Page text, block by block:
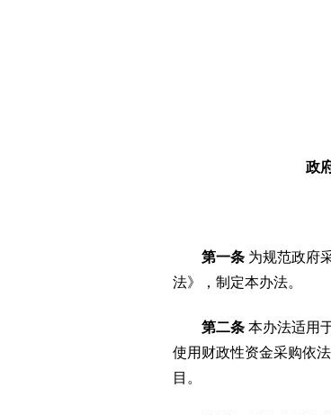
政
第一条 为规范政府
法》，制定本办法。
第二条 本办法适用
使用财政性资金采购依
目。